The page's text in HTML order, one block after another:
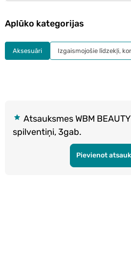
Atsauksmes WBM
spilventiņi, 3gab.
Pievienot
Aplūko kategorijas
Aksesuāri Izgaismojošie līdzekļi,